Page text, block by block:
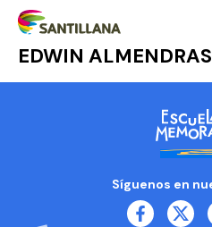
EDWIN
Síguenos en